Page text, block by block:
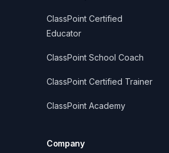
ClassPoint Certified
Educator
ClassPoint School Coach
ClassPoint Certified Trainer
ClassPoint Academy
Company